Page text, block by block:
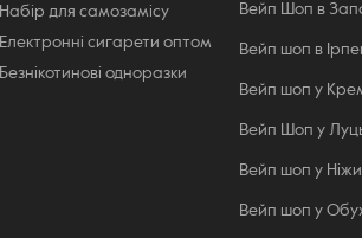
Набір для самозамісу
Електронні сигарети оптом
Безнікотинові одноразки
Вейп Шоп в
Вейп шоп в
Вейп шоп у
Вейп Шоп у
Вейп шоп у
Вейп шоп у